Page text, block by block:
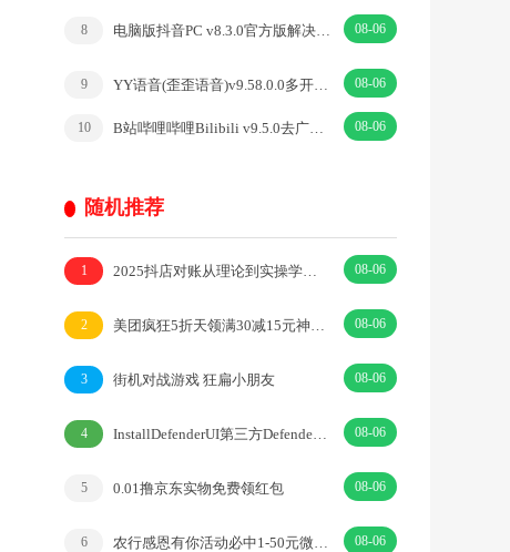
8 电脑版抖音PC v8.3.0官方版解决网页切换烦恼 08-06
9 YY语音(歪歪语音)v9.58.0.0多开去广告绿色版 08-06
10 B站哔哩哔哩Bilibili v9.5.0去广告内置漫游模块版 08-06
随机推荐
1 2025抖店对账从理论到实操学完即用教程 08-06
2 美团疯狂5折天领满30减15元神券 每周三周六可领 数量限量 08-06
3 街机对战游戏 狂扁小朋友 08-06
4 InstallDefenderUI第三方DefenderUI增强工具v1.34 08-06
5 0.01撸京东实物免费领红包 08-06
6 农行感恩有你活动必中1-50元微信红包 亲测中2元 限部分用户 08-06